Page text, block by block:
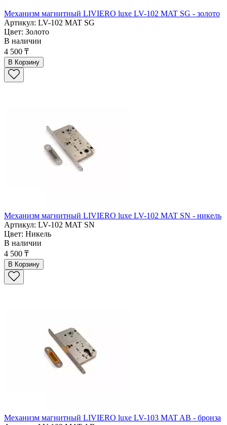
Механизм магнитный LIVIERO luxe LV-102 MAT SG - золото
Артикул: LV-102 MAT SG
Цвет: Золото
В наличии
4 500 ₸
В Корзину
Механизм магнитный LIVIERO luxe LV-102 MAT SN - никель
Артикул: LV-102 MAT SN
Цвет: Никель
В наличии
4 500 ₸
В Корзину
Механизм магнитный LIVIERO luxe LV-103 MAT AB - бронза